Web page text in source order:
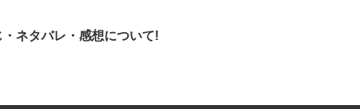
・ネタバレ・感想について!